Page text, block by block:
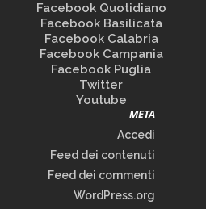
Facebook Quotidiano
Facebook Basilicata
Facebook Calabria
Facebook Campania
Facebook Puglia
Twitter
Youtube
META
Accedi
Feed dei contenuti
Feed dei commenti
WordPress.org